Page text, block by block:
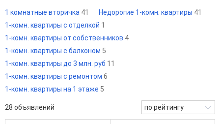
1 комнатные вторичка 41 Недорогие 1-комн. квартиры 41
1-комн. квартиры с отделкой 1
1-комн. квартиры от собственников 4
1-комн. квартиры с балконом 5
1-комн. квартиры до 3 млн. руб 11
1-комн. квартиры с ремонтом 6
1-комн. квартиры на 1 этаже 5
28 объявлений по рейтингу